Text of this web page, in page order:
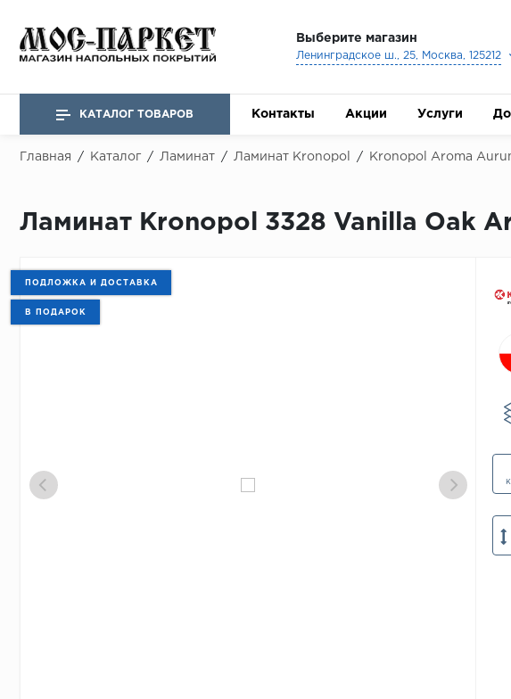
Выберите магазин
Ленинградское ш., 25, Москва, 125212
КАТАЛОГ ТОВАРОВ Контакты Акции Услуги
Главная / Каталог / Ламинат / Ламинат Kronopol / Kronopol Aroma
Ламинат Kronopol 3328 Vanilla Oak
ПОДЛОЖКА И ДОСТАВКА
В ПОДАРОК